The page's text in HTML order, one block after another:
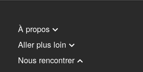
À propos
Aller plus loin
Nous rencontrer